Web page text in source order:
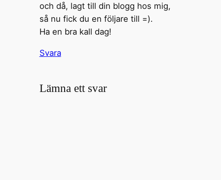
och då, lagt till din blogg hos mig,
så nu fick du en följare till =).
Ha en bra kall dag!
Svara
Lämna ett svar